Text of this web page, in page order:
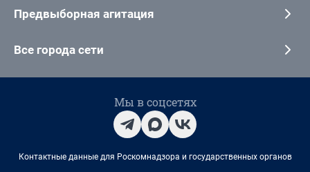
Предвыборная агитация
Все города сети
Мы в соцсетях
Контактные данные для Роскомнадзора и государственных органов